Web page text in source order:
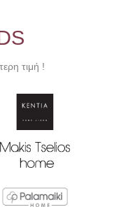
τιμή !